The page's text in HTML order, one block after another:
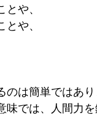
や、
や、
は簡単ではあり
では、人間力